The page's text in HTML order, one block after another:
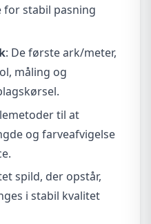
stabil pasning
: De første ark/meter,
måling og
til at
og farveafvigelse
spild, der opstår,
i stabil kvalitet